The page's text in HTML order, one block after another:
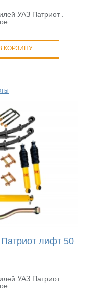
УАЗ Патриот .
КОРЗИНУ
лифт 50
УАЗ Патриот .